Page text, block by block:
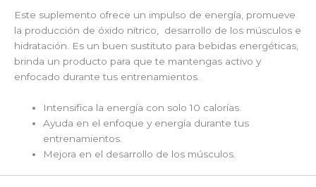
Este suplemento ofrece un impulso de energía, promueve
la producción de óxido nítrico, desarrollo de los músculos e
hidratación. Es un buen sustituto para bebidas energéticas,
brinda un producto para que te mantengas activo y
enfocado durante tus entrenamientos.
Intensifica la energía con solo 10 calorías.
Ayuda en el enfoque y energía durante tus
entrenamientos.
Mejora en el desarrollo de los músculos.